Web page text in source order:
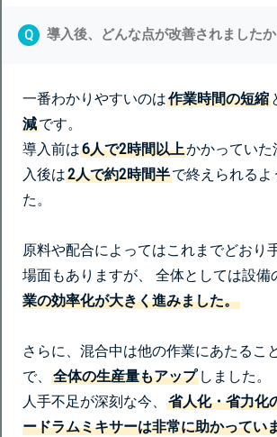
Q 導入後、どんな点が改善されましたか
一番わかりやすいのは作業時間の短縮
減です。
導入前は6人で2時間以上かかってい
入後は2人で約2時間半で終えられるよ
た。
原料や配合によってはこれまでどおり
場面もありますが、 全体としては設備
業の効率化が大きく進みました。
さらに、混合中は他の作業にあたるこ
で、
全体の生産量もアップ しました。
人手不足が深刻な今、
省人化・省力化
ードラムミキサーは非常に助かってい